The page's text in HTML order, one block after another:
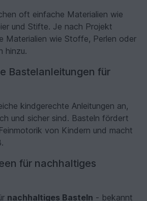
oft einfache Materialien wie
und Stifte. Je nach Projekt
Materialien wie Stoffe, Perlen oder
hinzu.
Bastelanleitungen für
kindgerechte Anleitungen an,
und sicher sind. Basteln fördert
von Kindern und macht
für nachhaltiges
nachhaltiges Basteln - bekannt